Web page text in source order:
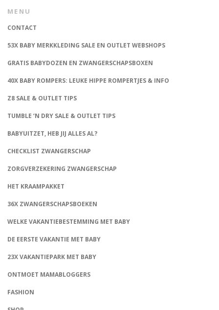
MENU
CONTACT
53X BABY MERKKLEDING SALE EN OUTLET WEBSHOPS
GRATIS BABYDOZEN EN ZWANGERSCHAPSBOXEN
40X BABY ROMPERS: LEUKE HIPPE ROMPERTJES & INFO
Z8 SALE & OUTLET TIPS
TUMBLE ‘N DRY SALE & OUTLET TIPS
BABYUITZET, HEB JIJ ALLES AL?
CHECKLIST ZWANGERSCHAP
ZORGVERZEKERING ZWANGERSCHAP
HET KRAAMPAKKET
36X ZWANGERSCHAPSBOEKEN
WELKE VAKANTIEBESTEMMING MET BABY
DE EERSTE VAKANTIE MET BABY
23X VAKANTIEPARK MET BABY
ONTMOET MAMABLOGGERS
FASHION